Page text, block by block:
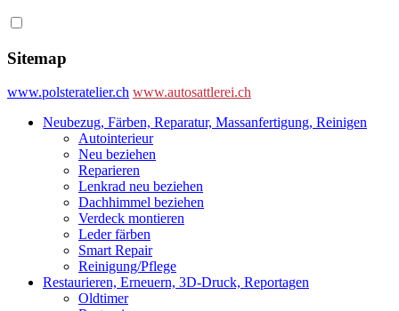
Sitemap
www.polsteratelier.ch www.autosattlerei.ch
Neubezug, Färben, Reparatur, Massanfertigung, Reinigen
Autointerieur
Neu beziehen
Reparieren
Lenkrad neu beziehen
Dachhimmel beziehen
Verdeck montieren
Leder färben
Smart Repair
Reinigung/Pflege
Restaurieren, Erneuern, 3D-Druck, Reportagen
Oldtimer